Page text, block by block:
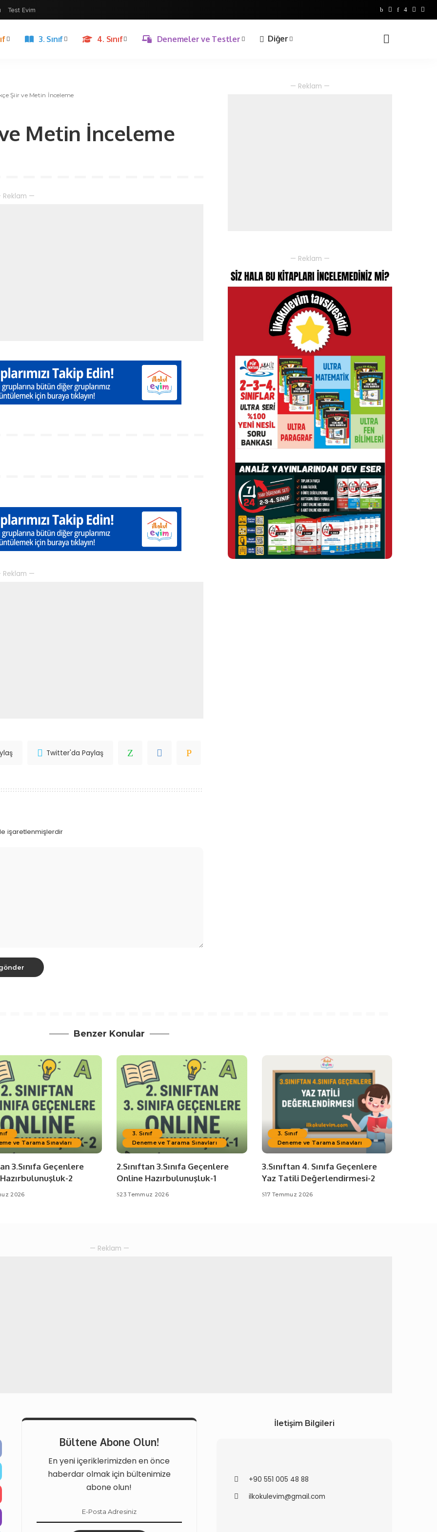
Test Evim
3. Sınıf 4. Sınıf Denemeler ve Testler Diğer
1. Sınıf
Şiir ve Metin İnceleme
ve Metin İnceleme
Reklam —
Reklam —
Twitter'da Paylaş
işaretlenmişlerdir
— Reklam —
— Reklam —
Benzer Konular
ve Tarama Sınavları
3.Sınıfa Geçenlere
2
2026
3. Sınıf
Deneme ve Tarama Sınavları
2.Sınıftan 3.Sınıfa Geçenlere
Online Hazırbulunuşluk-1
23 Temmuz 2026
3. Sınıf
Deneme ve Tarama Sınavları
3.Sınıftan 4. Sınıfa Geçenlere
Yaz Tatili Değerlendirmesi-2
17 Temmuz 2026
— Reklam —
Bültene Abone Olun!
En yeni içeriklerimizden en önce
haberdar olmak için bültenimize
abone olun!
İletişim Bilgileri
+90 551 005 48 88
ilkokulevim@gmail.com